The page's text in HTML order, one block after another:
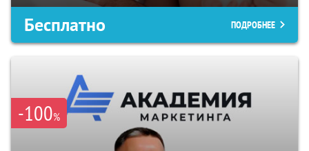
Бесплатно ПОДРОБНЕЕ
-100%